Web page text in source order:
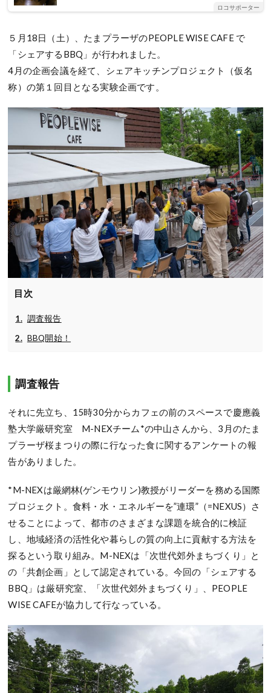
ロコサポーター
５月18日（土）、たまプラーザのPEOPLE WISE CAFE で
「シェアするBBQ」が行われました。
4月の企画会議を経て、シェアキッチンプロジェクト（仮名
称）の第１回目となる実験企画です。
目次
調査報告
BBQ開始！
調査報告
それに先立ち、15時30分からカフェの前のスペースで慶應義
塾大学厳研究室 M-NEXチーム*の中山さんから、3月のたま
プラーザ桜まつりの際に行なった食に関するアンケートの報
告がありました。
*M-NEXは厳網林(ゲンモウリン)教授がリーダーを務める国際
プロジェクト。食料・水・エネルギーを”連環”（=NEXUS）さ
せることによって、都市のさまざまな課題を統合的に検証
し、地域経済の活性化や暮らしの質の向上に貢献する方法を
探るという取り組み。M-NEXは「次世代郊外まちづくり」と
の「共創企画」として認定されている。今回の「シェアする
BBQ」は厳研究室、「次世代郊外まちづくり」、PEOPLE
WISE CAFEが協力して行なっている。